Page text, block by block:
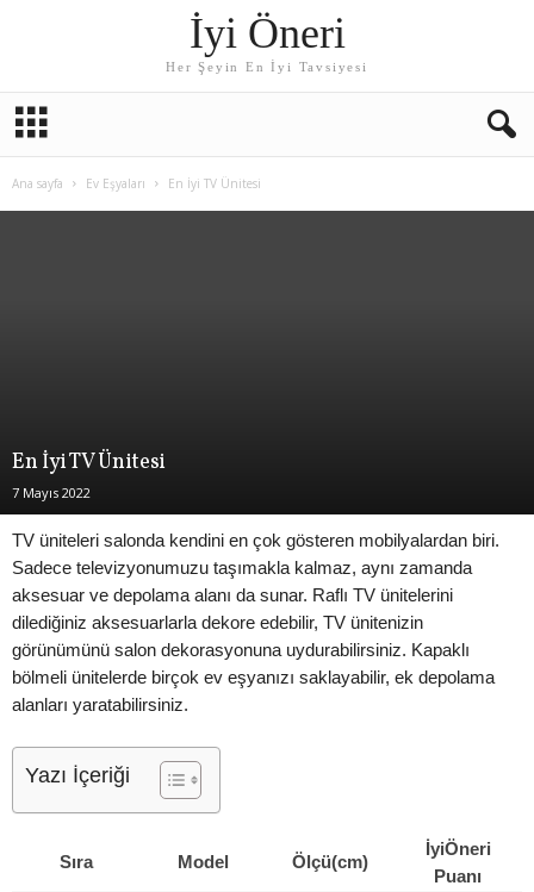
İyi Öneri
Her Şeyin En İyi Tavsiyesi
Ana sayfa Ev Eşyaları En İyi TV Ünitesi
En İyi TV Ünitesi
7 Mayıs 2022
TV üniteleri salonda kendini en çok gösteren mobilyalardan biri.
Sadece televizyonumuzu taşımakla kalmaz, aynı zamanda
aksesuar ve depolama alanı da sunar. Raflı TV ünitelerini
dilediğiniz aksesuarlarla dekore edebilir, TV ünitenizin
görünümünü salon dekorasyonuna uydurabilirsiniz. Kapaklı
bölmeli ünitelerde birçok ev eşyanızı saklayabilir, ek depolama
alanları yaratabilirsiniz.
Yazı İçeriği
Sıra Model Ölçü(cm)
İyiÖneri
Puanı